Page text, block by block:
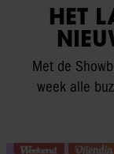
HET
Met de
week alle